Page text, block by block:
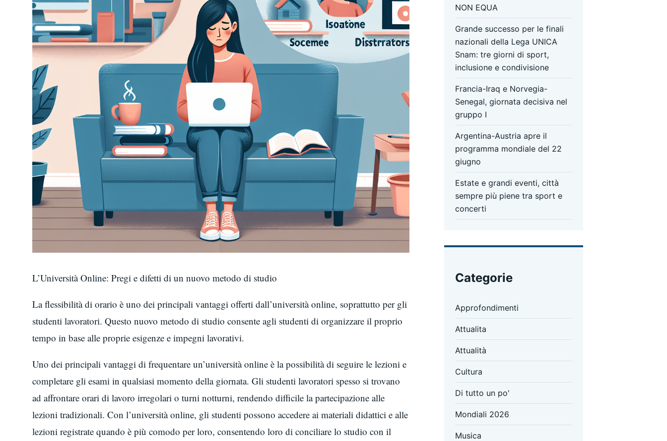
L’Università Online: Pregi e difetti di un nuovo metodo di studio
La flessibilità di orario è uno dei principali vantaggi offerti dall’università online, soprattutto per gli
studenti lavoratori. Questo nuovo metodo di studio consente agli studenti di organizzare il proprio
tempo in base alle proprie esigenze e impegni lavorativi.
Uno dei principali vantaggi di frequentare un’università online è la possibilità di seguire le lezioni e
completare gli esami in qualsiasi momento della giornata. Gli studenti lavoratori spesso si trovano
ad affrontare orari di lavoro irregolari o turni notturni, rendendo difficile la partecipazione alle
lezioni tradizionali. Con l’università online, gli studenti possono accedere ai materiali didattici e alle
lezioni registrate quando è più comodo per loro, consentendo loro di conciliare lo studio con il
NON EQUA
Grande successo per le finali
nazionali della Lega UNICA
Snam: tre giorni di sport,
inclusione e condivisione
Francia-Iraq e Norvegia-
Senegal, giornata decisiva nel
gruppo I
Argentina-Austria apre il
programma mondiale del 22
giugno
Estate e grandi eventi, città
sempre più piene tra sport e
concerti
Categorie
Approfondimenti
Attualita
Attualità
Cultura
Di tutto un po'
Mondiali 2026
Musica